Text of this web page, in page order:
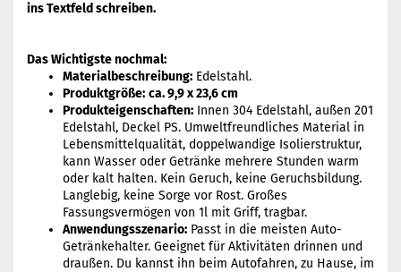
ins Textfeld schreiben.
Das Wichtigste nochmal:
Materialbeschreibung: Edelstahl.
Produktgröße: ca. 9,9 x 23,6 cm
Produkteigenschaften: Innen 304 Edelstahl, außen 201
Edelstahl, Deckel PS. Umweltfreundliches Material in
Lebensmittelqualität, doppelwandige Isolierstruktur,
kann Wasser oder Getränke mehrere Stunden warm
oder kalt halten. Kein Geruch, keine Geruchsbildung.
Langlebig, keine Sorge vor Rost. Großes
Fassungsvermögen von 1l mit Griff, tragbar.
Anwendungsszenario: Passt in die meisten Auto-
Getränkehalter. Geeignet für Aktivitäten drinnen und
draußen. Du kannst ihn beim Autofahren, zu Hause, im